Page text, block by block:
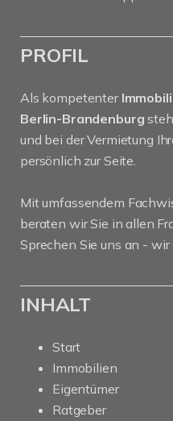
PROFIL
Als kompetenter
Berlin-Brandenburg
und bei der Vermietung
persönlich zur Seite.
Mit umfassendem
beraten wir Sie in allen
Sprechen Sie uns an - wir
INHALT
Start
Immobilien
Eigentümer
Ratgeber